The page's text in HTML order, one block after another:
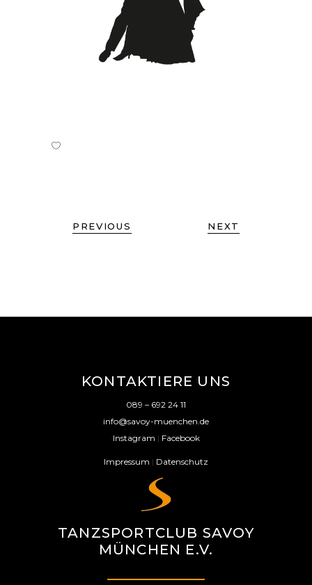
PREVIOUS NEXT
KONTAKTIERE UNS
089 – 692 24 11
info@savoy-muenchen.de
Instagram | Facebook
Impressum | Datenschutz
TANZSPORTCLUB SAVOY
MÜNCHEN E.V.